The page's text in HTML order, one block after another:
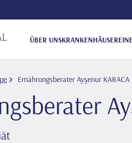
ÜBER UNSKRANKENHÄUSER
Ernährungsberater Ayşenur KARACA